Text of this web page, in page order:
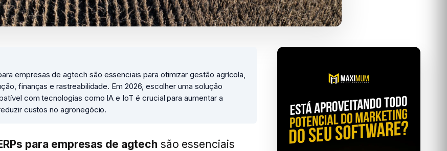
empresas de agtech são essenciais para otimizar gestão agrícola,
finanças e rastreabilidade. Em 2026, escolher uma solução
com tecnologias como IA e IoT é crucial para aumentar a
custos no agronegócio.
para empresas de agtechsão essenciais